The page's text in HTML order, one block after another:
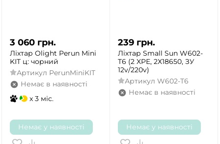
3 060 грн.
Ліхтар Olight Perun Mini
KIT ц: чорний
Артикул PerunMiniKIT
Немає в наявності
x 3 міс.
Немає у наявності
239 грн.
Ліхтар Small Sun W602-
T6 (2 XPE, 2Х18650, ЗУ
12v/220v)
Артикул W602-T6
Немає в наявності
Немає у наявності